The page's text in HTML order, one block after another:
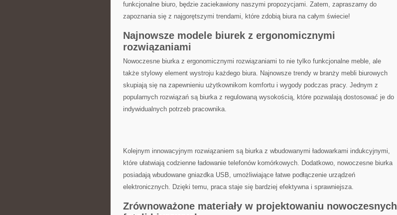
funkcjonalne biuro,⁢ będzie zaciekawiony naszymi propozycjami. Zatem, zapraszamy​ do​
zapoznania się ⁣z najgorętszymi trendami, które zdobią biura na⁢ całym świecie!
Najnowsze modele biurek ⁢z⁤ ergonomicznymi
rozwiązaniami
Nowoczesne biurka z ergonomicznymi rozwiązaniami to nie tylko funkcjonalne meble, ‌ale ​
także stylowy ​element wystroju każdego biura. Najnowsze trendy w branży mebli ⁤biurowych
‍skupiają⁤ się na zapewnieniu ⁢użytkownikom ⁤komfortu‍ i wygody podczas⁣ pracy. Jednym z⁣
popularnych rozwiązań są biurka ⁣z regulowaną​ wysokością, które ‍pozwalają⁢ dostosować je do
indywidualnych potrzeb pracownika.
Kolejnym ⁤innowacyjnym rozwiązaniem są biurka z⁢ wbudowanymi ładowarkami indukcyjnymi,
które ​ułatwiają⁣ codzienne ładowanie telefonów komórkowych. Dodatkowo, nowoczesne biurka
posiadają wbudowane gniazdka USB, ⁣umożliwiające łatwe podłączenie urządzeń⁤
elektronicznych. Dzięki temu, praca staje się bardziej efektywna i sprawniejsza.
Zrównoważone materiały w projektowaniu nowoczesnych